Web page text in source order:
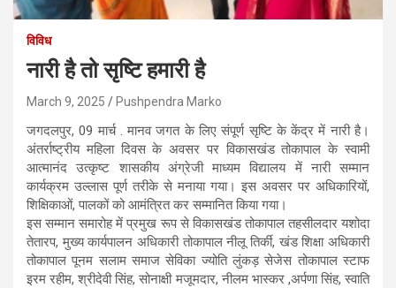
विविध
नारी है तो सृष्टि हमारी है
March 9, 2025 Pushpendra Marko
जगदलपुर, 09 मार्च . मानव जगत के लिए संपूर्ण सृष्टि के केंद्र में नारी है।
अंतर्राष्ट्रीय महिला दिवस के अवसर पर विकासखंड तोकापाल के स्वामी
आत्मानंद उत्कृष्ट शासकीय अंग्रेजी माध्यम विद्यालय में नारी सम्मान
कार्यक्रम उल्लास पूर्ण तरीके से मनाया गया। इस अवसर पर अधिकारियों,
शिक्षिकाओं, पालकों को आमंत्रित कर सम्मानित किया गया।
इस सम्मान समारोह में प्रमुख रूप से विकासखंड तोकापाल तहसीलदार यशोदा
तेतारप, मुख्य कार्यपालन अधिकारी तोकापाल नीलू तिर्की, खंड शिक्षा अधिकारी
तोकापाल पूनम सलाम समाज सेविका ज्योति लुंकड़ सेजेस तोकापाल स्टाफ
इरम रहीम, श्रीदेवी सिंह, सोनाक्षी मजूमदार, नीलम भास्कर ,अर्पणा सिंह, स्वाति